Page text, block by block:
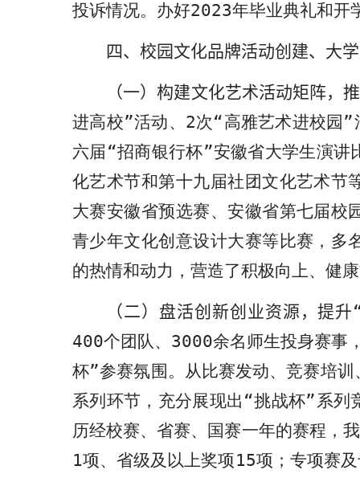
投诉情况。办好2023年毕业典礼和开
四、校园文化品牌活动创建、大
（一）构建文化艺术活动矩阵，
进高校”活动、 2次“高雅艺术进校园”
六届“招商银行杯”安徽省大学生演讲
化艺术节和第十九届社团文化艺术节
大赛安徽省预选赛、安徽省第七届校
青少年文化创意设计大赛等比赛，多
的热情和动力，营造了积极向上、健
（二）盘活创新创业资源，提
400个团队、 3000余名师生投身赛事
杯”参赛氛围。从比赛发动、竞赛培
系列环节，充分展现出“挑战杯”系列
历经校赛、省赛、国赛一年的赛程，
1项、省级及以上奖项15项；专项赛